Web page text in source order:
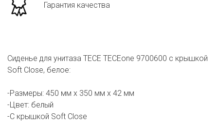
Гарантия качества
Сиденье для унитаза TECE TECEone 9700600 c крышкой
Soft Close, белое:
-Размеры: 450 мм х 350 мм х 42 мм
-Цвет: белый
-С крышкой Soft Close